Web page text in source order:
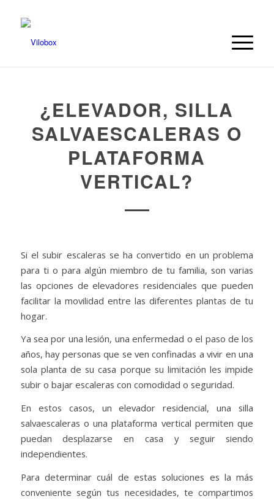
¿ELEVADOR, SILLA
SALVAESCALERAS O
PLATAFORMA
VERTICAL?
Si el subir escaleras se ha convertido en un problema
para ti o para algún miembro de tu familia, son varias
las opciones de elevadores residenciales que pueden
facilitar la movilidad entre las diferentes plantas de tu
hogar.
Ya sea por una lesión, una enfermedad o el paso de los
años, hay personas que se ven confinadas a vivir en una
sola planta de su casa porque su limitación les impide
subir o bajar escaleras con comodidad o seguridad.
En estos casos, un elevador residencial, una silla
salvaescaleras o una plataforma vertical permiten que
puedan desplazarse en casa y seguir siendo
independientes.
Para determinar cuál de estas soluciones es la más
conveniente según tus necesidades, te compartimos